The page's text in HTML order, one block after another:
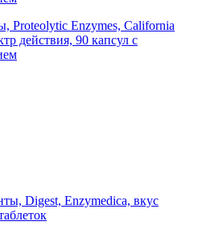
Proteolytic Enzymes, California
действия, 90 капсул с